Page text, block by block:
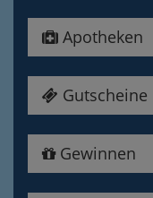
Apotheken
Gutscheine
Gewinnen